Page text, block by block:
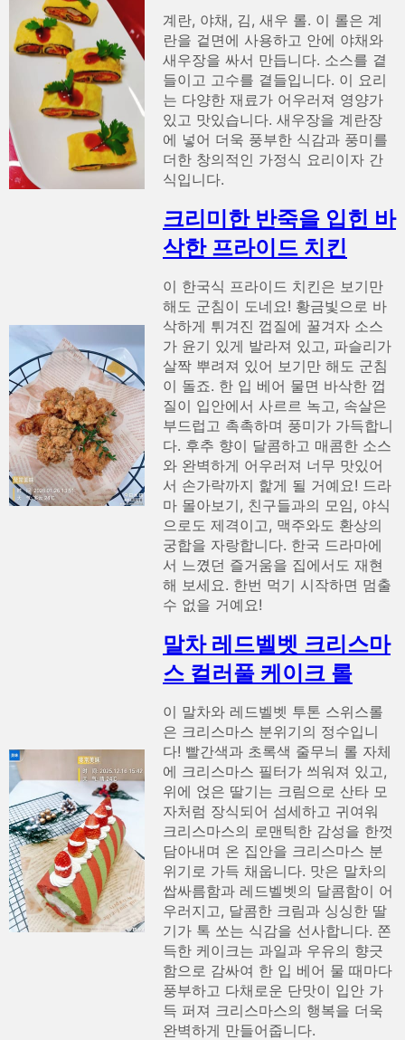
계란, 야채, 김, 새우 롤. 이 롤은 계
란을 겉면에 사용하고 안에 야채와
새우장을 싸서 만듭니다. 소스를 곁
들이고 고수를 곁들입니다. 이 요리
는 다양한 재료가 어우러져 영양가
있고 맛있습니다. 새우장을 계란장
에 넣어 더욱 풍부한 식감과 풍미를
더한 창의적인 가정식 요리이자 간
식입니다.
크리미한 반죽을 입힌 바
삭한 프라이드 치킨
이 한국식 프라이드 치킨은 보기만
해도 군침이 도네요! 황금빛으로 바
삭하게 튀겨진 껍질에 꿀겨자 소스
가 윤기 있게 발라져 있고, 파슬리가
살짝 뿌려져 있어 보기만 해도 군침
이 돌죠. 한 입 베어 물면 바삭한 껍
질이 입안에서 사르르 녹고, 속살은
부드럽고 촉촉하며 풍미가 가득합니
다. 후추 향이 달콤하고 매콤한 소스
와 완벽하게 어우러져 너무 맛있어
서 손가락까지 핥게 될 거예요! 드라
마 몰아보기, 친구들과의 모임, 야식
으로도 제격이고, 맥주와도 환상의
궁합을 자랑합니다. 한국 드라마에
서 느꼈던 즐거움을 집에서도 재현
해 보세요. 한번 먹기 시작하면 멈출
수 없을 거예요!
말차 레드벨벳 크리스마
스 컬러풀 케이크 롤
이 말차와 레드벨벳 투톤 스위스롤
은 크리스마스 분위기의 정수입니
다! 빨간색과 초록색 줄무늬 롤 자체
에 크리스마스 필터가 씌워져 있고,
위에 얹은 딸기는 크림으로 산타 모
자처럼 장식되어 섬세하고 귀여워
크리스마스의 로맨틱한 감성을 한껏
담아내며 온 집안을 크리스마스 분
위기로 가득 채웁니다. 맛은 말차의
쌉싸름함과 레드벨벳의 달콤함이 어
우러지고, 달콤한 크림과 싱싱한 딸
기가 톡 쏘는 식감을 선사합니다. 쫀
득한 케이크는 과일과 우유의 향긋
함으로 감싸여 한 입 베어 물 때마다
풍부하고 다채로운 단맛이 입안 가
득 퍼져 크리스마스의 행복을 더욱
완벽하게 만들어줍니다.